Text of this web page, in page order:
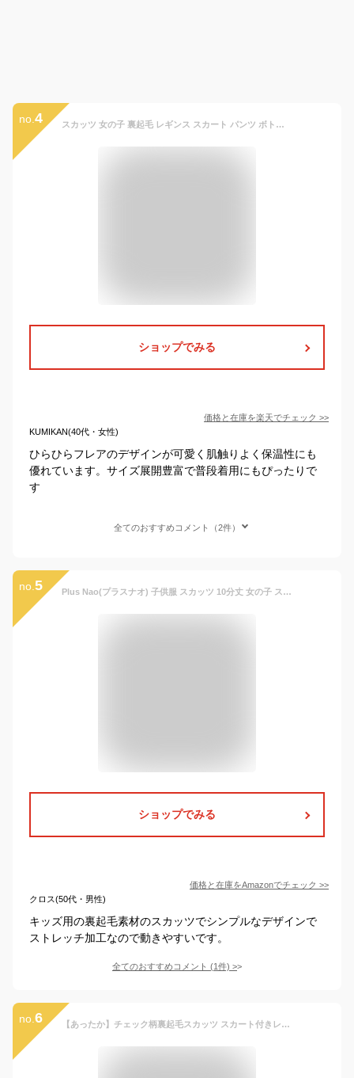
no. 4 スカッツ 女の子 裏起毛 レギンス スカート パンツ ボトムス 子供服 キッズ 70 80 90 100 110 120 130 cm db3954-n 【 dave&bella デイブ ベラ シンプル 上品 】
ショップでみる
価格と在庫を楽天でチェック >>
KUMIKAN(40代・女性)
ひらひらフレアのデザインが可愛く肌触りよく保温性にも
優れています。サイズ展開豊富で普段着用にもぴったりで
す
全てのおすすめコメント（2件）
no. 5 Plus Nao(プラスナオ) 子供服 スカッツ 10分丈 女の子 スカート付きレギンス ストレッチ スカート レギンス 無地 子供 キッズ ジュニア ベ ルビーレッド 130cm
ショップでみる
価格と在庫をAmazonでチェック >>
クロス(50代・男性)
キッズ用の裏起毛素材のスカッツでシンプルなデザインで
ストレッチ加工なので動きやすいです。
全てのおすすめコメント (1件) >
no. 6 【あったか】チェック柄裏起毛スカッツ スカート付きレギンス タイツ 無地 シンプル 女の子 ガールズ AW 秋物 冬物 秋冬物 子供服 子ども服 ベビー キッズ ジュニア 子供 子ども こども